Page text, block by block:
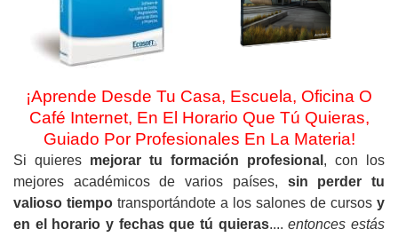
¡Aprende Desde Tu Casa, Escuela, Oficina O
Café Internet, En El Horario Que Tú Quieras,
Guiado Por Profesionales En La Materia!
Si quieres mejorar tu formación profesional , con los
mejores académicos de varios países, sin perder tu
valioso tiempo transportándote a los salones de cursos y
en el horario y fechas que tú quieras....entonces estás